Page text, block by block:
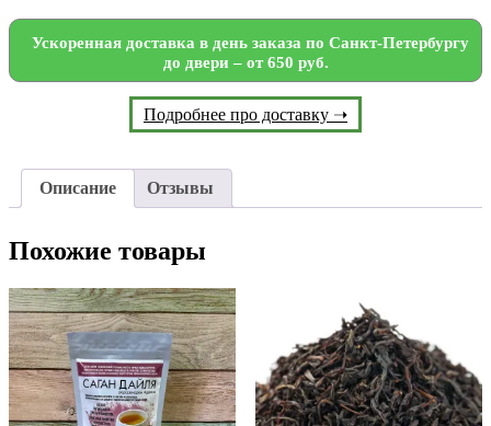
Ускоренная доставка в день заказа по Санкт-Петербургу
до двери – от 650 руб.
Подробнее про доставку ➝
Описание Отзывы
Похожие товары